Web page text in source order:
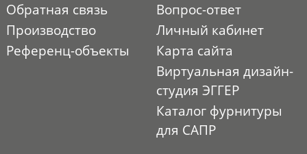
Обратная связь
Производство
Референц-объекты
Вопрос-ответ
Личный кабинет
Карта сайта
Виртуальная дизайн-
студия ЭГГЕР
Каталог фурнитуры
для САПР